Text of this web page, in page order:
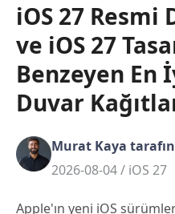
ReiBoot
PDNob
iOS 27 Resmi
ve iOS 27
Benzeyen
Duvar
Murat Kaya
2026-08-04 / iOS 27
Apple'ın yeni iOS